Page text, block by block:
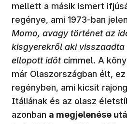
mellett a másik ismert
regénye, ami 1973-ban
Momo, avagy történet az
kisgyerekről aki visszaadta
ellopott időtcímmel. A
már Olaszországban élt,
regényben, ami kicsit
Itáliának és az olasz
azonban a megjelenése